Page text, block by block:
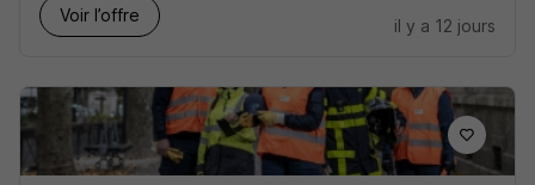
Voir l’offre
il y a 12 jours